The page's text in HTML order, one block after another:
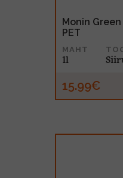
Monin
PET
MAHT
1l
15.99€